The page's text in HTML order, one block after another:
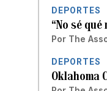
DEPORTES
“No sé
Por The
DEPORTES
Oklahoma